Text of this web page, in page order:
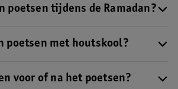
Poets niet direct na het eten om te
poetsen na het eten.
poetsen tijdens de Ramadan?
poetsen met houtskool?
je tanden te herstellen.
voor of na het poetsen?